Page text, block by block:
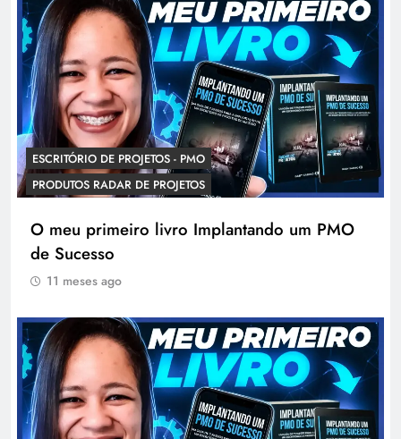
ESCRITÓRIO DE PROJETOS - PMO
PRODUTOS RADAR DE PROJETOS
O meu primeiro livro Implantando um PMO
de Sucesso
11 meses ago